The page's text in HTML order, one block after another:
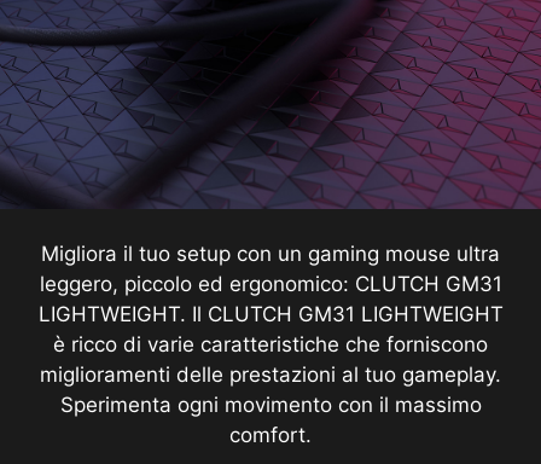
Migliora il tuo setup con un gaming mouse ultra
leggero, piccolo ed ergonomico: CLUTCH GM31
LIGHTWEIGHT. Il CLUTCH GM31 LIGHTWEIGHT
è ricco di varie caratteristiche che forniscono
miglioramenti delle prestazioni al tuo gameplay.
Sperimenta ogni movimento con il massimo
comfort.